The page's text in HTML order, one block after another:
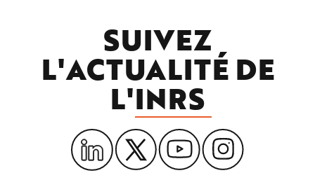
SUIVEZ
L'ACTUALITÉ DE
L'INRS